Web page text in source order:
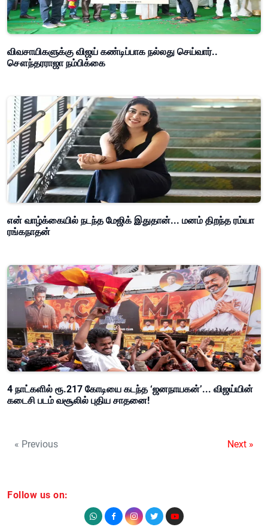
விவசாயிகளுக்கு விஜய் கண்டிப்பாக நல்லது செய்வார்..
சௌந்தரராஜா நம்பிக்கை
என் வாழ்க்கையில் நடந்த மேஜிக் இதுதான்... மனம் திறந்த ரம்யா
ரங்கநாதன்
4 நாட்களில் ரூ.217 கோடியை கடந்த ‘ஜனநாயகன்’... விஜய்யின்
கடைசி படம் வசூலில் புதிய சாதனை!
« Previous Next »
Follow us on: